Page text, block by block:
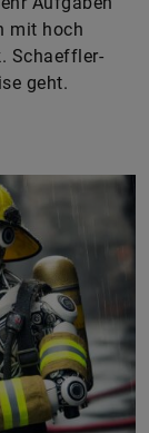
mit hoch
Schaeffler-
geht.